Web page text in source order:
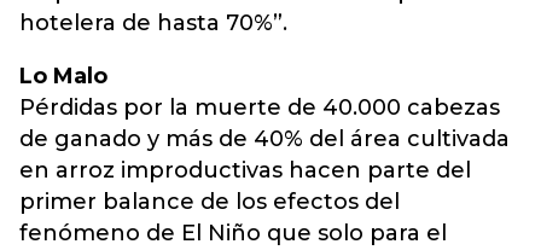
hotelera de hasta 70%”.
Lo Malo
Pérdidas por la muerte de 40.000 cabezas
de ganado y más de 40% del área cultivada
en arroz improductivas hacen parte del
primer balance de los efectos del
fenómeno de El Niño que solo para el